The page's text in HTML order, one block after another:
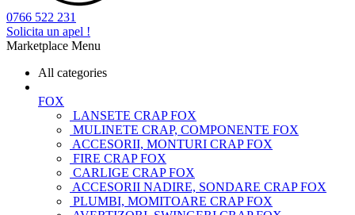
0766 522 231
Solicita un apel !
Marketplace Menu
All categories
FOX
LANSETE CRAP FOX
MULINETE CRAP, COMPONENTE FOX
ACCESORII, MONTURI CRAP FOX
FIRE CRAP FOX
CARLIGE CRAP FOX
ACCESORII NADIRE, SONDARE CRAP FOX
PLUMBI, MOMITOARE CRAP FOX